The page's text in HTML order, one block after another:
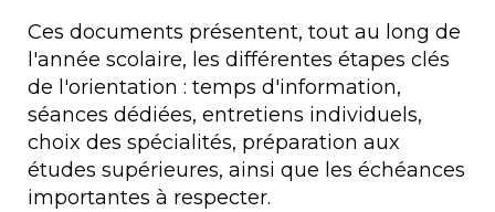
Ces documents présentent, tout au long de
l'année scolaire, les différentes étapes clés
de l'orientation : temps d'information,
séances dédiées, entretiens individuels,
choix des spécialités, préparation aux
études supérieures, ainsi que les échéances
importantes à respecter.